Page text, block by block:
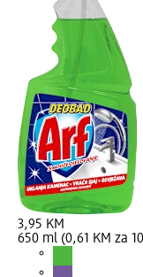
3,95 KM
650 ml (0,61 KM za